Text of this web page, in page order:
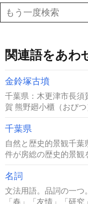
関連語をあわ
金鈴塚古墳
千葉県：木更津市長須
賀 熊野廻小櫃（おび
千葉県
自然と歴史的景観千
件が房総の歴史的景観
名詞
文法用語。品詞の一つ
「春」「友情」「研